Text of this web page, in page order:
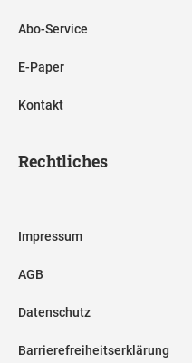
Abo-Service
E-Paper
Kontakt
Rechtliches
Impressum
AGB
Datenschutz
Barrierefreiheitserklärung